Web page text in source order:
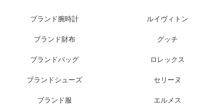
ブランド腕時計
ブランド財布
ブランドバッグ
ブランドシューズ
ブランド服
ルイヴィトン
グッチ
ロレックス
セリーヌ
エルメス